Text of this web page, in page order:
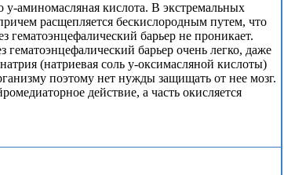
аминомасляная кислота. В экстремальных
расщепляется бескислородным путем, что
барьер не проникает.
барьер очень легко, даже
(натриевая соль у-оксимасляной кислоты)
поэтому нет нужды защищать от нее мозг.
действие, а часть окисляется